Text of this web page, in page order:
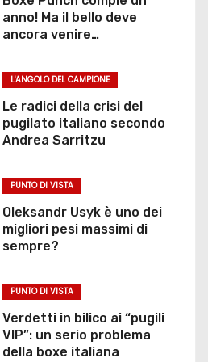
anno! Ma il bello deve
ancora venire…
L'ANGOLO DEL CAMPIONE
Le radici della crisi del
pugilato italiano secondo
Andrea Sarritzu
PUNTO DI VISTA
Oleksandr Usyk è uno dei
migliori pesi massimi di
sempre?
PUNTO DI VISTA
Verdetti in bilico ai “pugili
VIP”: un serio problema
della boxe italiana